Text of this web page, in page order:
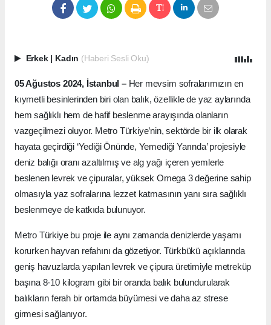
Erkek Kadın (Haberi Sesli Oku)
05 Ağustos 2024, İstanbul – Her mevsim sofralarımızın en
kıymetli besinlerinden biri olan balık, özellikle de yaz aylarında
hem sağlıklı hem de hafif beslenme arayışında olanların
vazgeçilmezi oluyor. Metro Türkiye’nin, sektörde bir ilk olarak
hayata geçirdiği ‘Yediği Önünde, Yemediği Yarında’ projesiyle
deniz balığı oranı azaltılmış ve alg yağı içeren yemlerle
beslenen levrek ve çipuralar, yüksek Omega 3 değerine sahip
olmasıyla yaz sofralarına lezzet katmasının yanı sıra sağlıklı
beslenmeye de katkıda bulunuyor.
Metro Türkiye bu proje ile aynı zamanda denizlerde yaşamı
korurken hayvan refahını da gözetiyor. Türkbükü açıklarında
geniş havuzlarda yapılan levrek ve çipura üretimiyle metreküp
başına 8-10 kilogram gibi bir oranda balık bulundurularak
balıkların ferah bir ortamda büyümesi ve daha az strese
girmesi sağlanıyor.